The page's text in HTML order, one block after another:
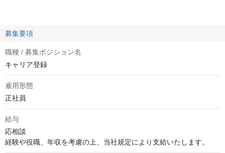
募集要項
職種 / 募集ポジション名
キャリア登録
雇用形態
正社員
給与
応相談
経験や役職、年収を考慮の上、当社規定により支給いたします。